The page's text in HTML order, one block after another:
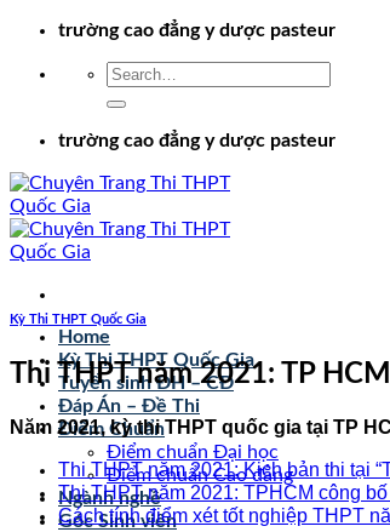
Chuyểntrường cao đẳng y dược pasteur
trường cao đẳng y dược pasteur
Home
Kỳ Thi THPT Quốc Gia
Tuyển sinh ĐH – CĐ
Đáp Án – Đề Thi
Điểm Chuẩn
Điểm chuẩn Đại học
Điểm chuẩn Cao đẳng
Ngành nghề
Góc Sinh viên
Kỳ Thi THPT Quốc Gia
Thi THPT năm 2021: TP
Năm 2021, kỳ thi THPT quốc gia tại TP
Thi THPT năm 2021: Kịch bản thi tại
Thi THPT năm 2021: TPHCM công
Cách tính điểm xét tốt nghiệp THPT